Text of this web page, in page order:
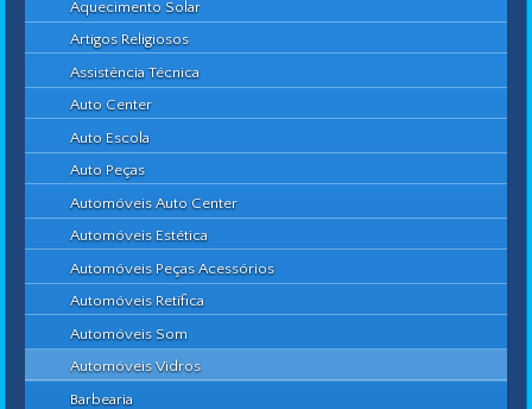
Aquecimento Solar
Artigos Religiosos
Assistência Técnica
Auto Center
Auto Escola
Auto Peças
Automóveis Auto Center
Automóveis Estética
Automóveis Peças Acessórios
Automóveis Retífica
Automóveis Som
Automóveis Vidros
Barbearia